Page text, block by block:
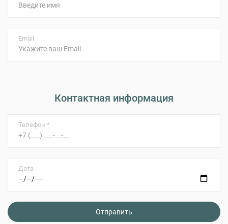
Email
Контактная информация
Телефон *
Дата